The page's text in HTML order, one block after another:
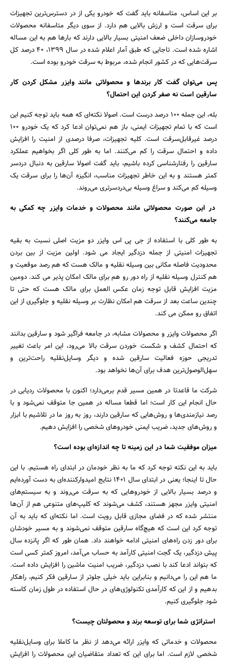
بر این اساس، متاسفانه باید گفت که خودرو یکی از در دسترس‌ترین تجهیزات
برای سرقت است و ارزش بالایی هم دارد. از سوی دیگر متاسفانه محصولات
خودروسازان داخلی ضعف امنیتی بسیار بالایی دارند که بارها هم به این مساله
اشاره شده است. تاجایی که طبق آمار اعلام شده در سال 1399، 40 درصد کل
سرقت‌هایی که در کشور انجام شده، مربوط به سرقت خودرو بوده است.
پس می‌توان گفت کار برند‌ها و محصولاتی مانند وایزر مشکل کردن کار
سارقین است نه صفر کردن این احتمال؟‌
بله، این جمله 100 درصد درست است. اصولا نکته‌ای که همه باید توجه کنیم این
است که با تمام تجهیزات ایمنی، باز هم نمی‌توان ادعا کرد که یک خودرو 100
درصد غیرقابل‌سرقت است. کلیه تجهیزات، صرفا درصدی از امنیت را افزایش
داده و احتمال سرقت را کم می‌کنند. اما به طور کلی اگر بخواهیم عملکرد
سارقین را رفتارشناسی کرده باشیم، باید گفت اصولا سارقین به دنبال دردسر
کمتر هستند و به این خاطر تجهیزات مناسب، انگیزه آن‌ها را برای سرقت یک
وسیله کم می‌کند و سراغ وسیله بی‌دردسرتری می‌روند.
در این صورت محصولاتی مانند محصولات و خدمات وایزر چه کمکی به
جامعه می‌کنند؟‌
به طور کلی با استفاده از جی پی اس وایزر دو مزیت اصلی نسبت به بقیه
تجهیزات امنیتی از جمله دزدگیر ایجاد می شود. اولین مزیت از بین بردن
محدودیت فاصله مکانی بین وسیله نقلیه و مالک هست که هم رصد موقعیت و
هم کنترل وسیله نقلیه از راه دور رو هم برای مالک امکان پذیر می کند. دومین
مزیت افزایش قابل توجه زمان عکس العمل برای مالک هست که حتی تا
چندین ساعت بعد از سرقت هم امکان نظارت بر وسیله نقلیه و جلوگیری از این
اتفاق رو ممکن می کند.
اگر محصولات وایزر و محصولات مشابه، در جامعه فراگیر شود و سارقین بدانند
که احتمال کشف و شکست خوردن سرقت بالا می‌رود، این امر باعث تغییر
تدریجی حوزه فعالیت سارقین شده و دیگر وسایل‌نقلیه راحت‌ترین و
سهل‌الوصول‌ترین هدف برای آن‌ها نخواهد بود.
شرکت ما قاعدتا در همین مسیر قدم برمی‌دارد؛ اکنون با محصولات ردیابی در
حال انجام این کار است؛ اما قطعا مساله در همین جا متوقف نمی‌شود و با
رصد نیازمندی‌ها و روش‌هایی که سارقین دارند، روز به روز ما در تلاشیم با ابزار
و روش‌های جدید، ضریب ایمنی خودروهای شخصی را افزایش دهیم.
میزان موفقیت شما در این زمینه تا چه اندازه‌ای بوده است؟‌
باید به این نکته توجه کرد که ما به نظر خودمان در ابتدای راه هستیم. با این
حال تا اینجا؛ یعنی در ابتدای سال 1401 نتایج امیدوارکننده‌ای به دست آورده‌ایم
و درصد بسیار بالایی از خودروهایی که به سرقت می‌روند و به سیستم‌های
امنیتی وایزر مجهز هستند، کشف می‌شوند که کلیپ‌های متنوعی هم از آن‌ها
منتشر شده که در فضای مجازی قابل رویت است. اما نکته‌ای که باید به آن
توجه کرد این است که هیچ‌گاه سارقین متوقف نمی‌شوند و به مسیر خودشان
برای دور زدن راه‌های امنیتی ادامه خواهند داد. همان طور که اگر پانزده سال
پیش دزدگیر، یک گجت امنیتی کارآمد به حساب می‌آمد، امروز کمتر کسی است
که بتواند ادعا کند با نصب دزدگیر، ضریب امنیت ماشین را افزایش داده است.
ما هم این را می‌دانیم و بنابراین باید خیلی جلوتر از سارقین فکر کنیم، راهکار
بدهیم و از این که کارآمدی تکنولوژی‌های در حال استفاده در طول زمان کاسته
شود جلوگیری کنیم.
استراتژی شما برای توسعه برند و محصولتان چیست؟‌
محصولات و خدماتی که وایزر ارائه می‌دهد از نظر ما کاملا برای وسایل‌نقلیه
شخصی لازم است. اما برای این که تعداد متقاضیان این محصولات را افزایش